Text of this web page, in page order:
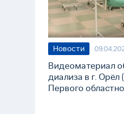
Новости
Видеоматериал
диализа в г. Орёл
Первого